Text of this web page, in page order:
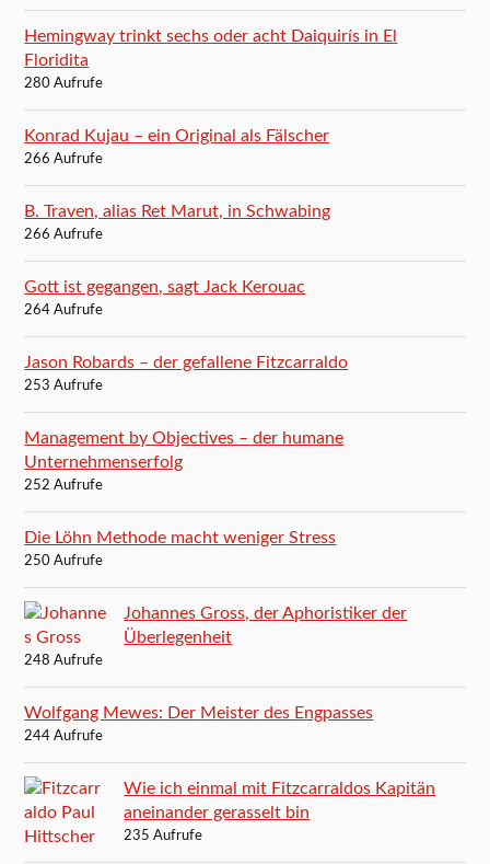
Hemingway trinkt sechs oder acht Daiquirís in El
Floridita
280 Aufrufe
Konrad Kujau – ein Original als Fälscher
266 Aufrufe
B. Traven, alias Ret Marut, in Schwabing
266 Aufrufe
Gott ist gegangen, sagt Jack Kerouac
264 Aufrufe
Jason Robards – der gefallene Fitzcarraldo
253 Aufrufe
Management by Objectives – der humane
Unternehmenserfolg
252 Aufrufe
Die Löhn Methode macht weniger Stress
250 Aufrufe
Johannes Gross, der Aphoristiker der
Überlegenheit
248 Aufrufe
Wolfgang Mewes: Der Meister des Engpasses
244 Aufrufe
Wie ich einmal mit Fitzcarraldos Kapitän
aneinander gerasselt bin
235 Aufrufe